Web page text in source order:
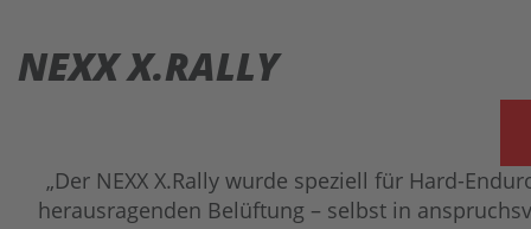
NEXX X.RALLY
„Der NEXX X.Rally wurde speziell für Hard-
herausragenden Belüftung – selbst in